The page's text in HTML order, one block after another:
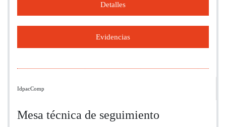
Detalles
Evidencias
IdpacComp
Mesa técnica de seguimiento